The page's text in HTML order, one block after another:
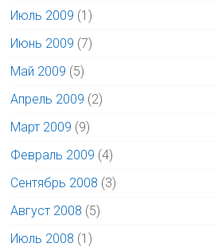
Июль 2009 (1)
Июнь 2009 (7)
Май 2009 (5)
Апрель 2009 (2)
Март 2009 (9)
Февраль 2009 (4)
Сентябрь 2008 (3)
Август 2008 (5)
Июль 2008 (1)